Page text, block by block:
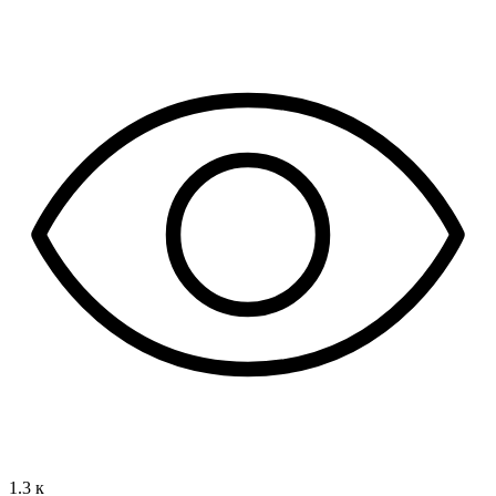
1.3 к